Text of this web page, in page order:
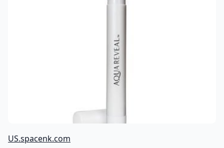
US.spacenk.com